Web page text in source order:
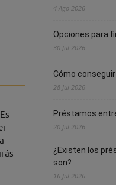
4 Ago 2026
Opciones para
30 Jul 2026
Cómo
28 Jul 2026
Préstamos
20 Jul 2026
¿Existen los
son?
16 Jul 2026